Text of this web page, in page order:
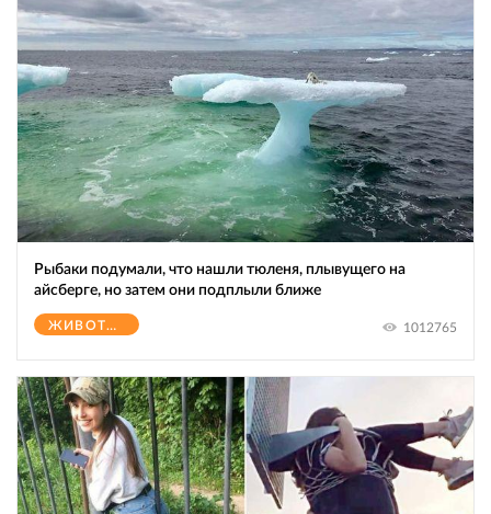
Рыбаки подумали, что нашли тюленя, плывущего на
айсберге, но затем они подплыли ближе
ЖИВОТНЫЕ 1012765